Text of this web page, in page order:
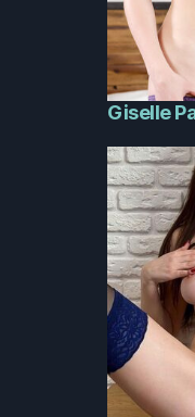
Giselle